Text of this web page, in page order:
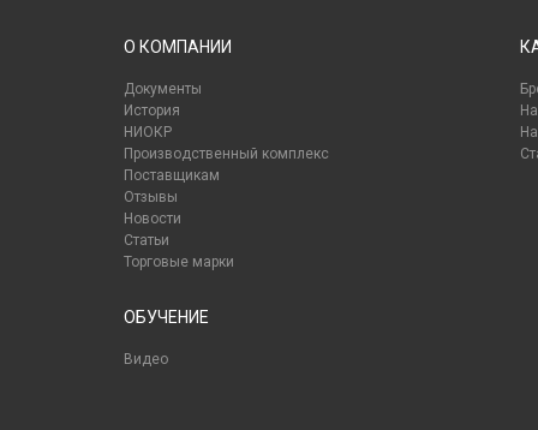
О КОМПАНИИ
Документы
История
НИОКР
Производственный комплекс
Поставщикам
Отзывы
Новости
Статьи
Торговые марки
ОБУЧЕНИЕ
Видео